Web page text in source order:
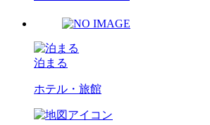
泊まる
ホテル・旅館